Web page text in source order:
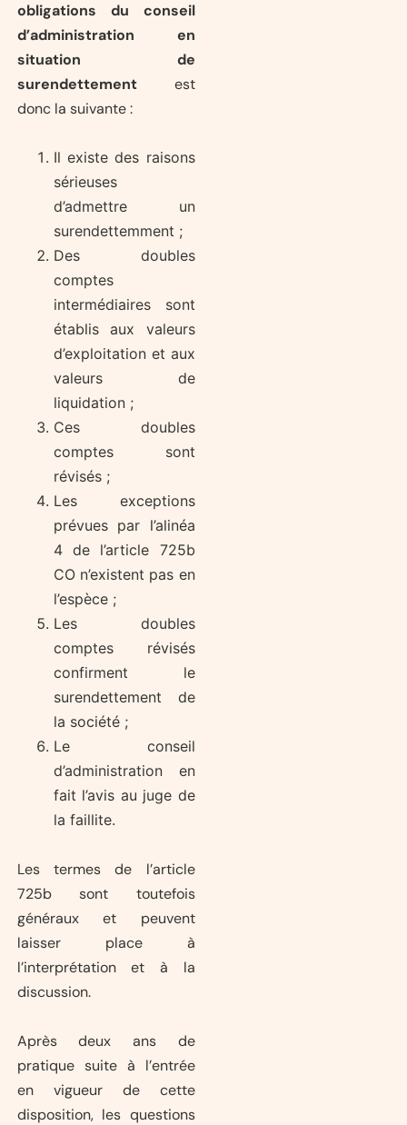
obligations du conseil
d’administration en
situation de
surendettementest
donc la suivante :
Il existe des raisons
sérieuses
d’admettre un
surendettemment ;
Des doubles
comptes
intermédiaires sont
établis aux valeurs
d’exploitation et aux
valeurs de
liquidation ;
Ces doubles
comptes sont
révisés ;
Les exceptions
prévues par l’alinéa
4 de l’article 725b
CO n’existent pas en
l’espèce ;
Les doubles
comptes révisés
confirment le
surendettement de
la société ;
Le conseil
d’administration en
fait l’avis au juge de
la faillite.
Les termes de l’article
725b sont toutefois
généraux et peuvent
laisser place à
l’interprétation et à la
discussion.
Après deux ans de
pratique suite à l’entrée
en vigueur de cette
disposition, les questions